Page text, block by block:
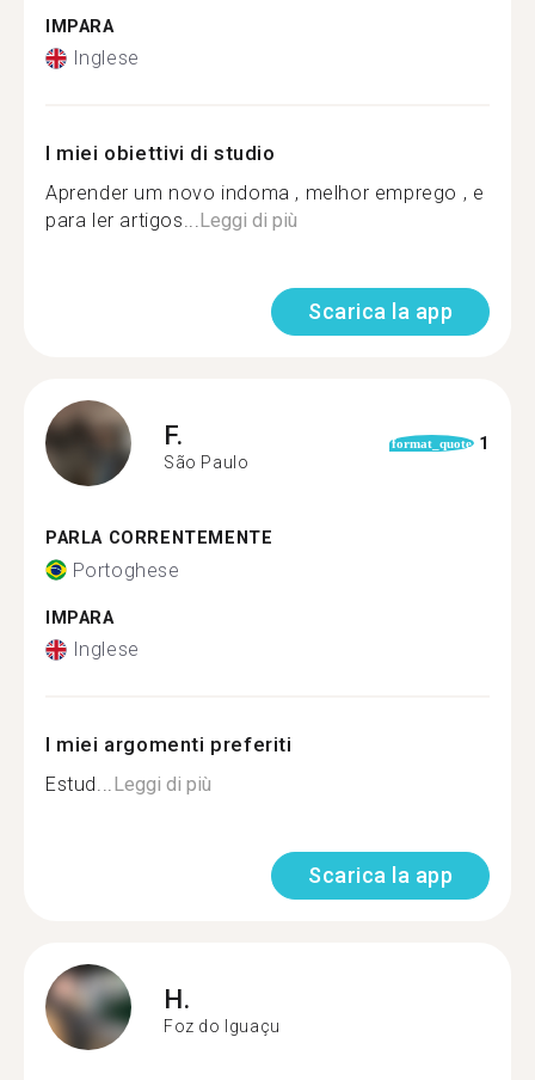
IMPARA
Inglese
I miei obiettivi di studio
Aprender um novo indoma , melhor emprego , e
para ler artigos...Leggi di più
Scarica la app
F.
São Paulo
format_quote 1
PARLA CORRENTEMENTE
Portoghese
IMPARA
Inglese
I miei argomenti preferiti
Estud...Leggi di più
Scarica la app
H.
Foz do Iguaçu